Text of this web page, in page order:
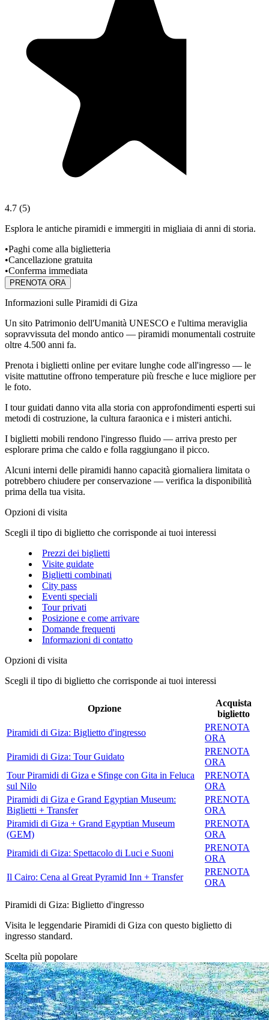
4.7 (5)
Esplora le antiche piramidi e immergiti in migliaia di anni di storia.
•Paghi come alla biglietteria
•Cancellazione gratuita
•Conferma immediata
PRENOTA ORA
Informazioni sulle Piramidi di Giza
Un sito Patrimonio dell'Umanità UNESCO e l'ultima meraviglia
sopravvissuta del mondo antico — piramidi monumentali costruite
oltre 4.500 anni fa.
Prenota i biglietti online per evitare lunghe code all'ingresso — le
visite mattutine offrono temperature più fresche e luce migliore per
le foto.
I tour guidati danno vita alla storia con approfondimenti esperti sui
metodi di costruzione, la cultura faraonica e i misteri antichi.
I biglietti mobili rendono l'ingresso fluido — arriva presto per
esplorare prima che caldo e folla raggiungano il picco.
Alcuni interni delle piramidi hanno capacità giornaliera limitata o
potrebbero chiudere per conservazione — verifica la disponibilità
prima della tua visita.
Opzioni di visita
Scegli il tipo di biglietto che corrisponde ai tuoi interessi
Prezzi dei biglietti
Visite guidate
Biglietti combinati
City pass
Eventi speciali
Tour privati
Posizione e come arrivare
Domande frequenti
Informazioni di contatto
Opzioni di visita
Scegli il tipo di biglietto che corrisponde ai tuoi interessi
Opzione
Acquista
biglietto
Piramidi di Giza: Biglietto d'ingresso
PRENOTA
ORA
Piramidi di Giza: Tour Guidato
PRENOTA
ORA
Tour Piramidi di Giza e Sfinge con Gita in Feluca
sul Nilo
PRENOTA
ORA
Piramidi di Giza e Grand Egyptian Museum:
Biglietti + Transfer
PRENOTA
ORA
Piramidi di Giza + Grand Egyptian Museum
(GEM)
PRENOTA
ORA
Piramidi di Giza: Spettacolo di Luci e Suoni
PRENOTA
ORA
Il Cairo: Cena al Great Pyramid Inn + Transfer
PRENOTA
ORA
Piramidi di Giza: Biglietto d'ingresso
Visita le leggendarie Piramidi di Giza con questo biglietto di
ingresso standard.
Scelta più popolare